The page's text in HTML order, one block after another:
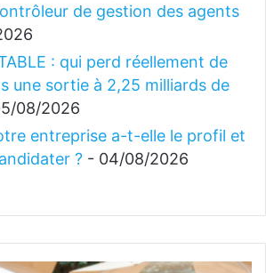
de gestion des agents
: qui perd réellement de
une sortie à 2,25 milliards de
08/2026
entreprise a-t-elle le profil et
? - 04/08/2026